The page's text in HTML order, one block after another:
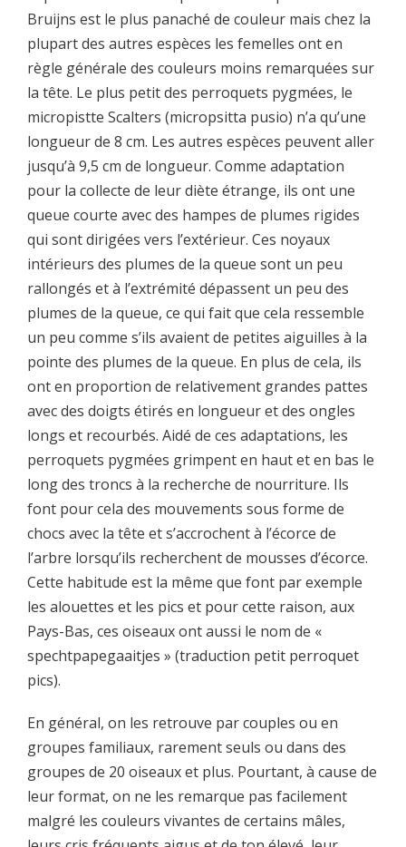
Bruijns est le plus panaché de couleur mais chez la
plupart des autres espèces les femelles ont en
règle générale des couleurs moins remarquées sur
la tête. Le plus petit des perroquets pygmées, le
micropistte Scalters (micropsitta pusio) n’a qu’une
longueur de 8 cm. Les autres espèces peuvent aller
jusqu’à 9,5 cm de longueur. Comme adaptation
pour la collecte de leur diète étrange, ils ont une
queue courte avec des hampes de plumes rigides
qui sont dirigées vers l’extérieur. Ces noyaux
intérieurs des plumes de la queue sont un peu
rallongés et à l’extrémité dépassent un peu des
plumes de la queue, ce qui fait que cela ressemble
un peu comme s’ils avaient de petites aiguilles à la
pointe des plumes de la queue. En plus de cela, ils
ont en proportion de relativement grandes pattes
avec des doigts étirés en longueur et des ongles
longs et recourbés. Aidé de ces adaptations, les
perroquets pygmées grimpent en haut et en bas le
long des troncs à la recherche de nourriture. Ils
font pour cela des mouvements sous forme de
chocs avec la tête et s’accrochent à l’écorce de
l’arbre lorsqu’ils recherchent de mousses d’écorce.
Cette habitude est la même que font par exemple
les alouettes et les pics et pour cette raison, aux
Pays-Bas, ces oiseaux ont aussi le nom de «
spechtpapegaaitjes » (traduction petit perroquet
pics).
En général, on les retrouve par couples ou en
groupes familiaux, rarement seuls ou dans des
groupes de 20 oiseaux et plus. Pourtant, à cause de
leur format, on ne les remarque pas facilement
malgré les couleurs vivantes de certains mâles,